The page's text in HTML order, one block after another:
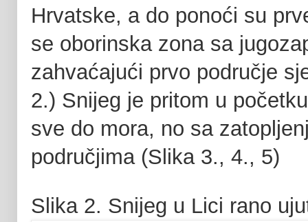
Hrvatske, a do ponoći su
se oborinska zona sa
zahvaćajući prvo područje
2.) Snijeg je pritom u
sve do mora, no sa
područjima (Slika 3., 4., 5)
Slika 2. Snijeg u Lici rano